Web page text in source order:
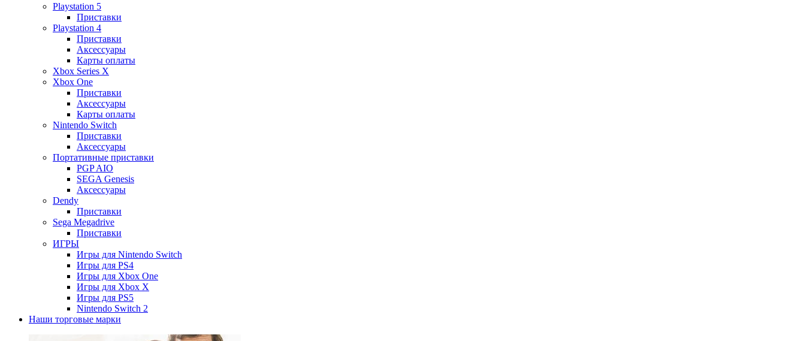
Playstation 5
Приставки
Playstation 4
Приставки
Аксессуары
Карты оплаты
Xbox Series X
Xbox One
Приставки
Аксессуары
Карты оплаты
Nintendo Switch
Приставки
Аксессуары
Портативные приставки
PGP AIO
SEGA Genesis
Аксессуары
Dendy
Приставки
Sega Megadrive
Приставки
ИГРЫ
Игры для Nintendo Switch
Игры для PS4
Игры для Xbox One
Игры для Xbox X
Игры для PS5
Nintendo Switch 2
Наши торговые марки